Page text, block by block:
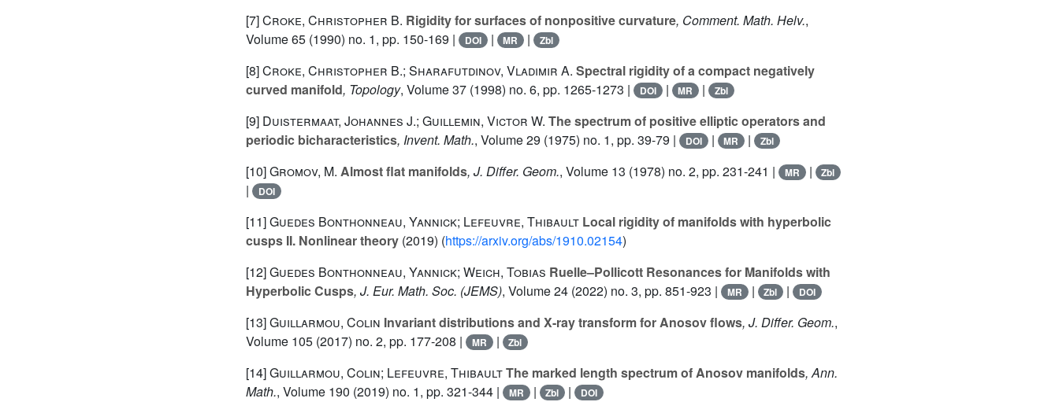
[7]Croke, Christopher B. Rigidity for surfaces of nonpositive curvature, Comment. Math. Helv.,
Volume 65 (1990) no. 1, pp. 150-169 | DOI | MR | Zbl
[8]Croke, Christopher B.; Sharafutdinov, Vladimir A. Spectral rigidity of a compact negatively
curved manifold, Topology, Volume 37 (1998) no. 6, pp. 1265-1273 | DOI | MR | Zbl
[9] Duistermaat, Johannes J.; Guillemin, Victor W. The spectrum of positive elliptic operators and
periodic bicharacteristics, Invent. Math., Volume 29 (1975) no. 1, pp. 39-79 | DOI | MR | Zbl
[10]Gromov, M. Almost flat manifolds, J. Differ. Geom., Volume 13 (1978) no. 2, pp. 231-241 | MR | Zbl
| DOI
[11]Guedes Bonthonneau, Yannick; Lefeuvre, Thibault Local rigidity of manifolds with hyperbolic
cusps II. Nonlinear theory (2019) (https://arxiv.org/abs/1910.02154)
[12]Guedes Bonthonneau, Yannick; Weich, Tobias Ruelle–Pollicott Resonances for Manifolds with
Hyperbolic Cusps, J. Eur. Math. Soc. (JEMS), Volume 24 (2022) no. 3, pp. 851-923 | MR | Zbl | DOI
[13]Guillarmou, Colin Invariant distributions and X-ray transform for Anosov flows, J. Differ. Geom.,
Volume 105 (2017) no. 2, pp. 177-208 | MR | Zbl
[14]Guillarmou, Colin; Lefeuvre, ThibaultThe marked length spectrum of Anosov manifolds, Ann.
Math., Volume 190 (2019) no. 1, pp. 321-344 | MR | Zbl | DOI